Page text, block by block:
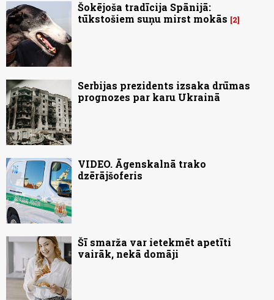
Šokējoša tradīcija Spānijā:
tūkstošiem suņu mirst mokās
2
Serbijas prezidents izsaka drūmas
prognozes par karu Ukrainā
VIDEO. Āgenskalnā trako
dzērājšoferis
Šī smarža var ietekmēt apetīti
vairāk, nekā domāji